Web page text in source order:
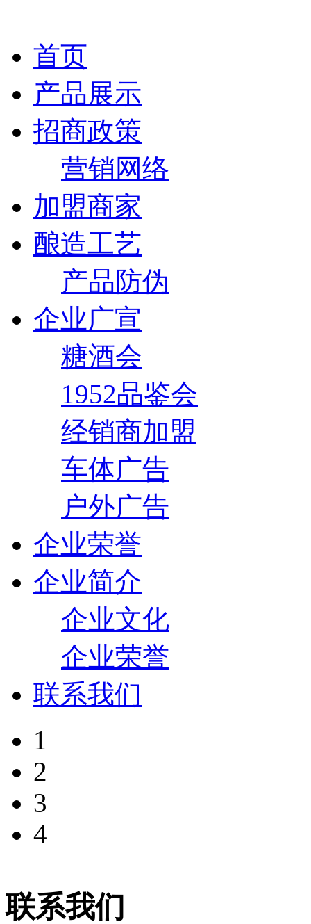
首页
产品展示
招商政策
营销网络
加盟商家
酿造工艺
产品防伪
企业广宣
糖酒会
1952品鉴会
经销商加盟
车体广告
户外广告
企业荣誉
企业简介
企业文化
企业荣誉
联系我们
1
2
3
4
联系我们